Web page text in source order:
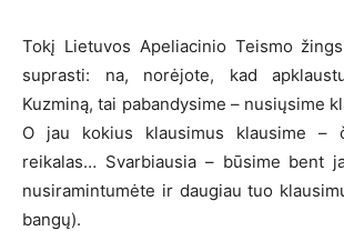
Tokį Lietuvos Apeliacinio Teismo
suprasti: na, norėjote, kad
Kuzminą, tai pabandysime – nusiųsime
O jau kokius klausimus klausime –
reikalas… Svarbiausia – būsime bent
nusiramintumėte ir daugiau tuo
bangų).